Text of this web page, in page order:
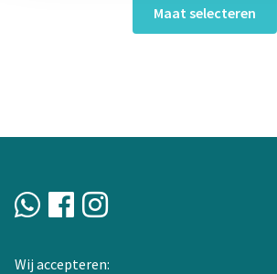
was:
€36,95.
is:
Maat selecteren
Wij accepteren: